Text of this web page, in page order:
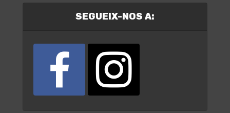
SEGUEIX-NOS A: